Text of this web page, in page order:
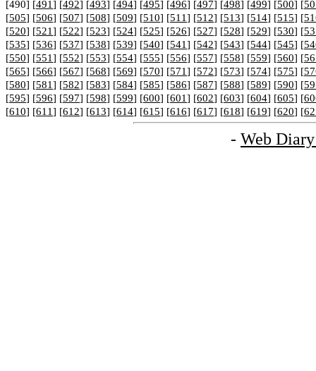
[490] [491] [492] [493] [494] [495] [496] [497] [498] [499] [500] [
[505] [506] [507] [508] [509] [510] [511] [512] [513] [514] [515] [
[520] [521] [522] [523] [524] [525] [526] [527] [528] [529] [530] [
[535] [536] [537] [538] [539] [540] [541] [542] [543] [544] [545] [
[550] [551] [552] [553] [554] [555] [556] [557] [558] [559] [560] [
[565] [566] [567] [568] [569] [570] [571] [572] [573] [574] [575] [
[580] [581] [582] [583] [584] [585] [586] [587] [588] [589] [590] [
[595] [596] [597] [598] [599] [600] [601] [602] [603] [604] [605] [
[610] [611] [612] [613] [614] [615] [616] [617] [618] [619] [620] [
- Web